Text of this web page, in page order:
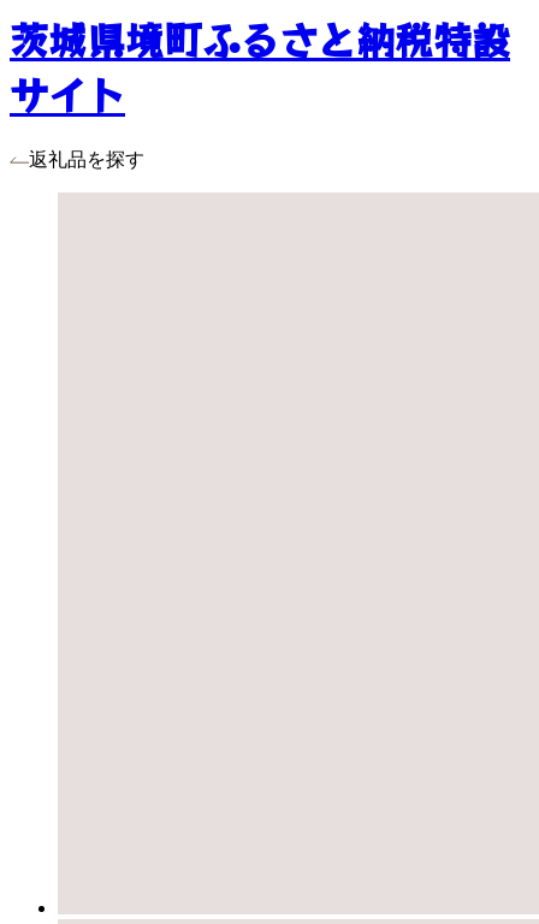
茨城県境町ふるさと納税特設
サイト
返礼品を探す